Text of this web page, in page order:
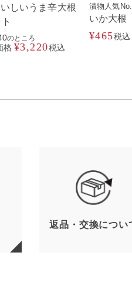
しいうま辛大根
のところ
格 ¥3,220税込
漬物人気
いか大根
¥465税込
返品・交換につい